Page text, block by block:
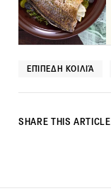
ΕΠΊΠΕΔΗ ΚΟΙΛΙΆ
SHARE THIS ARTICLE